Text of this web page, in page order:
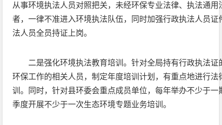
从事环境执法人员对照把关，未经环保专业法律、执法通
者，一律不准进入环境执法队伍，同时加强行政执法人员
法人员全员持证上岗。
二是强化环境执法教育培训。针对全局持有行政执法
环保工作的相关人员，制定年度培训计划，有重点地进行
训。同时，针对县环委会重点成员单位，每年举办不少于
季度开展不少于一次生态环境专题业务培训。